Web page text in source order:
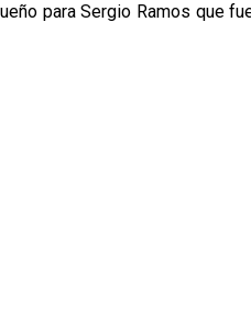
para Sergio Ramos que